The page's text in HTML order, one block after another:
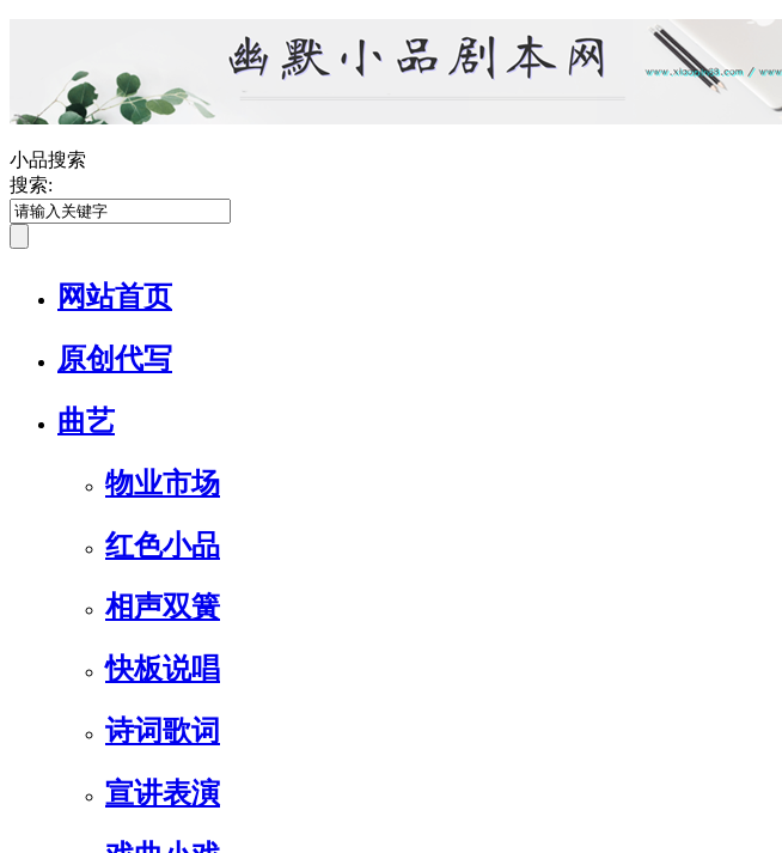
小品搜索
搜索:
网站首页
原创代写
曲艺
物业市场
红色小品
相声双簧
快板说唱
诗词歌词
宣讲表演